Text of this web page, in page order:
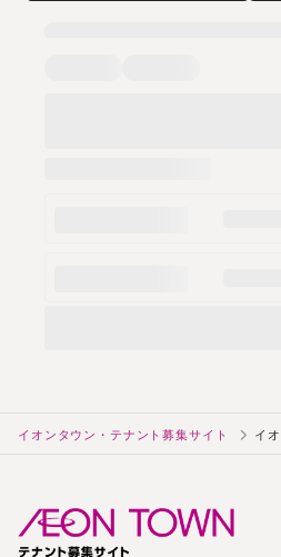
イオンタウン・テナント募集サイト イ